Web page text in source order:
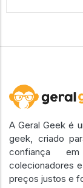
A Geral Geek é
geek, criado
confiança
colecionadores
preços justos e